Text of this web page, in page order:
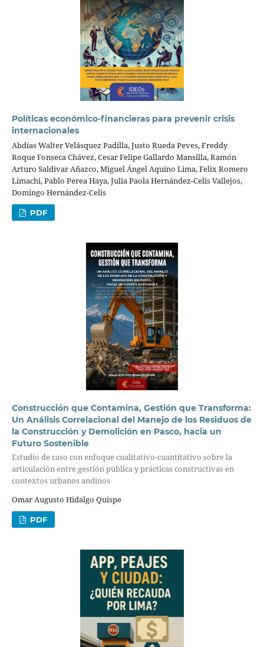
Políticas económico-financieras para prevenir crisis
internacionales
Abdías Walter Velásquez Padilla, Justo Rueda Peves, Freddy
Roque Fonseca Chávez, Cesar Felipe Gallardo Mansilla, Ramón
Arturo Saldivar Añazco, Miguel Ángel Aquino Lima, Felix Romero
Limachi, Pablo Perea Haya, Julia Paola Hernández-Celis Vallejos,
Domingo Hernández-Celis
PDF
Construcción que Contamina, Gestión que Transforma:
Un Análisis Correlacional del Manejo de los Residuos de
la Construcción y Demolición en Pasco, hacia un
Futuro Sostenible
Estudio de caso con enfoque cualitativo-cuantitativo sobre la
articulación entre gestión pública y prácticas constructivas en
contextos urbanos andinos
Omar Augusto Hidalgo Quispe
PDF